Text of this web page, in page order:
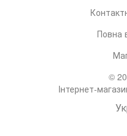
Повна
©
Інтернет-